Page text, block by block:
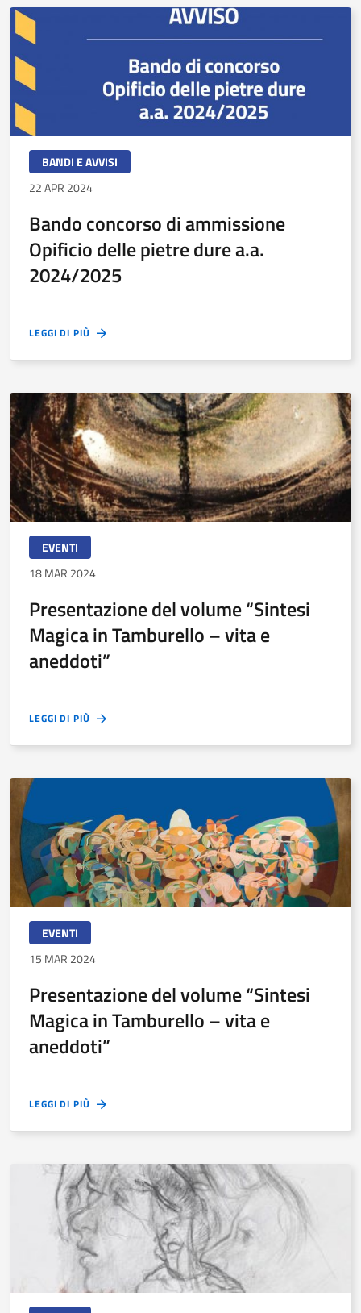
BANDI E AVVISI
22 APR 2024
Bando concorso di ammissione
Opificio delle pietre dure a.a.
2024/2025
LEGGI DI PIÙ
EVENTI
18 MAR 2024
Presentazione del volume “Sintesi
Magica in Tamburello – vita e
aneddoti”
LEGGI DI PIÙ
EVENTI
15 MAR 2024
Presentazione del volume “Sintesi
Magica in Tamburello – vita e
aneddoti”
LEGGI DI PIÙ